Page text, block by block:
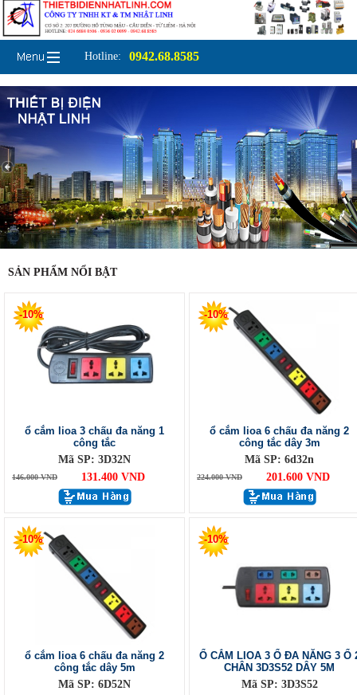
Hotline: 0942.68.8585
SẢN PHẨM NỔI BẬT
-10%
ổ cắm lioa 3 chấu đa năng 1
công tắc
Mã SP: 3D32N
146.000 VND 131.400 VND
-10%
ổ cắm lioa 6 chấu đa năng 2
công tắc dây 3m
Mã SP: 6d32n
224.000 VND 201.600 VND
-10%
ổ cắm lioa 6 chấu đa năng 2
công tắc dây 5m
Mã SP: 6D52N
-10%
Ổ CẮM LIOA 3 Ổ ĐA NĂNG 3 Ổ
CHÂN 3D3S52 DÂY 5M
Mã SP: 3D3S52